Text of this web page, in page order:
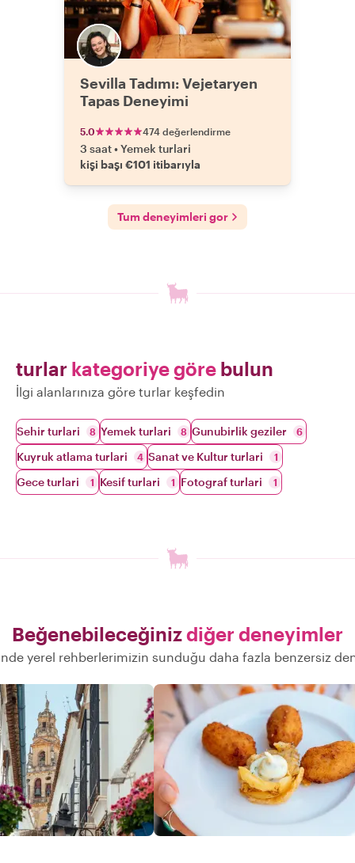
Sevilla Tadımı: Vejetaryen
Tapas Deneyimi
5.0 474 değerlendirme
3 saat•Yemek turlari
kişi başı €101 itibarıyla
Tum deneyimleri gor
turlar kategoriye göre bulun
İlgi alanlarınıza göre turlar keşfedin
Sehir turlari 8 Yemek turlari 8 Gunubirlik geziler 6
Kuyruk atlama turlari 4 Sanat ve Kultur turlari 1
Gece turlari 1 Kesif turlari 1 Fotograf turlari 1
Beğenebileceğinizdiğer deneyimler
yerel rehberlerimizin sunduğu daha fazla benzersiz